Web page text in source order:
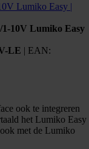
Lumiko Easy |
10V Lumiko Easy
LE | EAN:
ook te integreren
het Lumiko Easy
met de Lumiko